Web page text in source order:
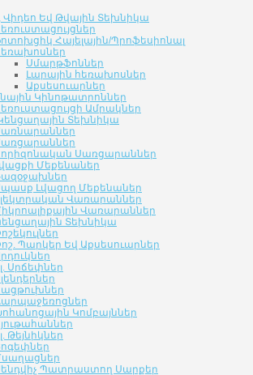
Վիդեո Եվ Թվային Տեխնիկա
Հայելային/Պրոֆեսիոնալ
Սմարթֆոններ
Լարային հեռախոսներ
Աքսեսուարներ
Կինոթատրոններ
Ամրակներ
Տեխնիկա
Սառցարաններ
Մեքենաներ
Լվացող Մեքենաներ
Վառարաններ
Վառարաններ
Տեխնիկա
Պարկեր Եվ Աքսեսուարներ
Սրճեփներ
Կոմբայններ
Թեյնիկներ
Պատրաստող Սարքեր